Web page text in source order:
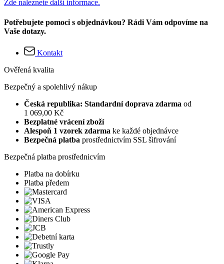
Zde naleznete další informace.
Potřebujete pomoci s objednávkou? Rádi Vám odpovíme na
Vaše dotazy.
Kontakt
Ověřená kvalita
Bezpečný a spolehlivý nákup
Česká republika: Standardní doprava zdarma od
1 069,00 Kč
Bezplatné vrácení zboží
Alespoň 1 vzorek zdarma ke každé objednávce
Bezpečná platba prostřednictvím SSL šifrování
Bezpečná platba prostřednicvím
Platba na dobírku
Platba předem